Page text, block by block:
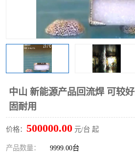
中山 新能源产品回流焊 可较
固耐用
价格： 500000.00 元/台 起
产品数量： 9999.00台